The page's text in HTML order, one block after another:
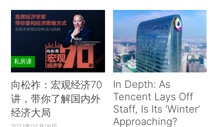
私房课
向松祚：宏观经济70
讲，带你了解国内外
经济大局
In Depth: As
Tencent Lays Off
Staff, Is Its ‘Winter’
Approaching?